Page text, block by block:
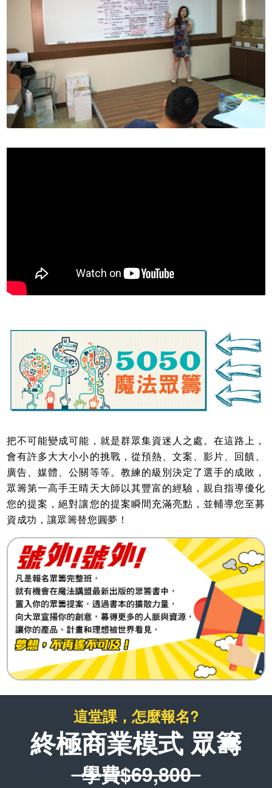
把不可能變成可能，就是群眾集資迷人之處。在這路上，
會有許多大大小小的挑戰，從預熱、文案、影片、回饋、
廣告、媒體、公關等等。教練的級別決定了選手的成敗，
眾籌第一高手王晴天大師以其豐富的經驗，親自指導優化
您的提案，絕對讓您的提案瞬間充滿亮點，並輔導您至募
資成功，讓眾籌替您圓夢！
這堂課，怎麼報名?
終極商業模式 眾籌
學費$69,800